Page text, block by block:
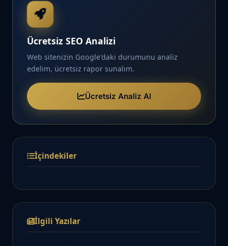
Ücretsiz SEO Analizi
Web sitenizin Google'daki durumunu analiz
edelim, ücretsiz rapor sunalım.
Ücretsiz Analiz Al
İçindekiler
İlgili Yazılar